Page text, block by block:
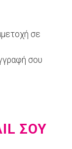
σε
σου
ΣΟΥ